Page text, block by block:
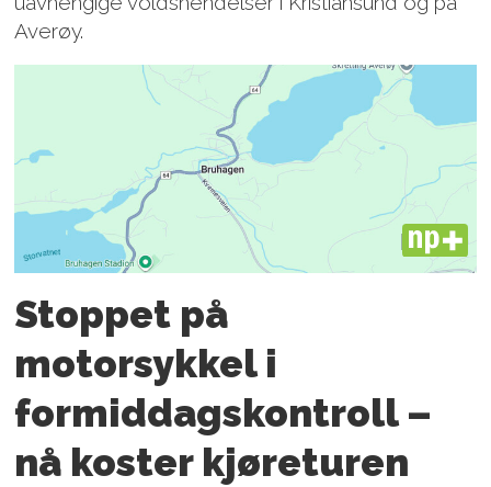
Averøy.
PLUS
Stoppet på
motorsykkel i
formiddagskontroll –
nå koster kjøreturen